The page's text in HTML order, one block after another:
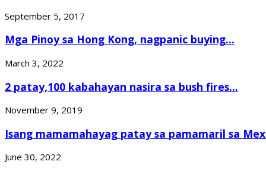
September 5, 2017
Mga Pinoy sa Hong Kong, nagpanic buying...
March 3, 2022
2 patay,100 kabahayan nasira sa bush fires...
November 9, 2019
Isang mamamahayag patay sa pamamaril sa
June 30, 2022